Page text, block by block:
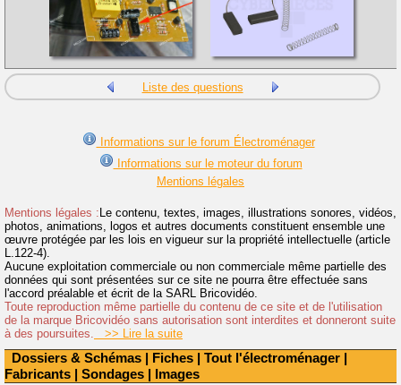
Dossiers & Schémas Fiches Tout l'électroménager
Fabricants
Sondages Images
Liste des questions
Informations sur le forum Électroménager
Informations sur le moteur du forum
Mentions légales
Mentions légales : Le contenu, textes, images, illustrations sonores, vidéos,
photos, animations, logos et autres documents constituent ensemble une
œuvre protégée par les lois en vigueur sur la propriété intellectuelle (article
L.122-4).
Aucune exploitation commerciale ou non commerciale même partielle des
données qui sont présentées sur ce site ne pourra être effectuée sans
l'accord préalable et écrit de la SARL Bricovidéo.
Toute reproduction même partielle du contenu de ce site et de l'utilisation
de la marque Bricovidéo sans autorisation sont interdites et donneront suite
à des poursuites. >> Lire la suite